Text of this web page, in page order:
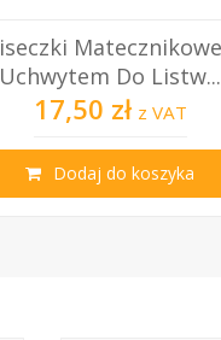
Przegonka 8 Wylotowa
5,90 zł z VAT
Dodaj do koszyka